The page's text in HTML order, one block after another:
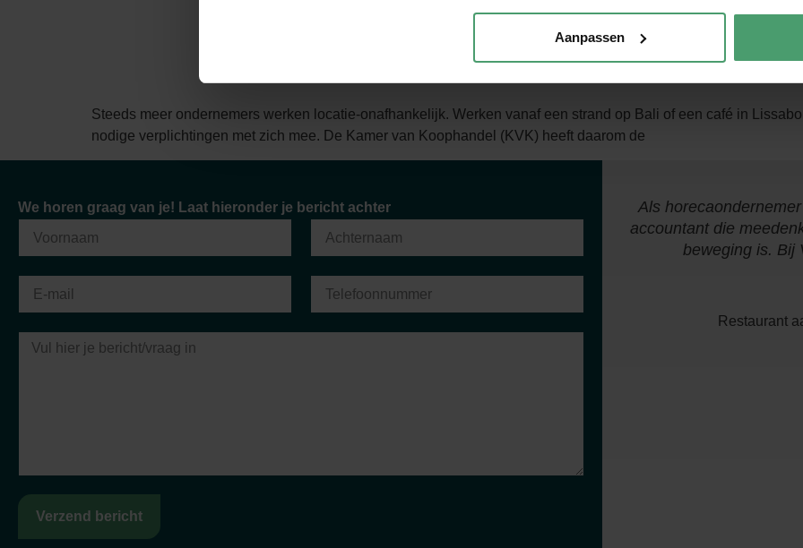
Aanpassen
Steeds meer ondernemers werken locatie-onafhankelijk. Werken vanaf een strand op Bali of een café in
nodige verplichtingen met zich mee. De Kamer van Koophandel (KVK) heeft daarom de
We horen graag van je! Laat hieronder je bericht achter
Verzend bericht
"Sinds ik klant ben bij Van Berkel Accountants, kan ik van week tot week op
de hoogte zijn als ik dat wil. Ik ervaar een zeer lage drempel om vragen te
Cas Rustemeijer
Als
accountant die
beweging is. Bij
Restaurant